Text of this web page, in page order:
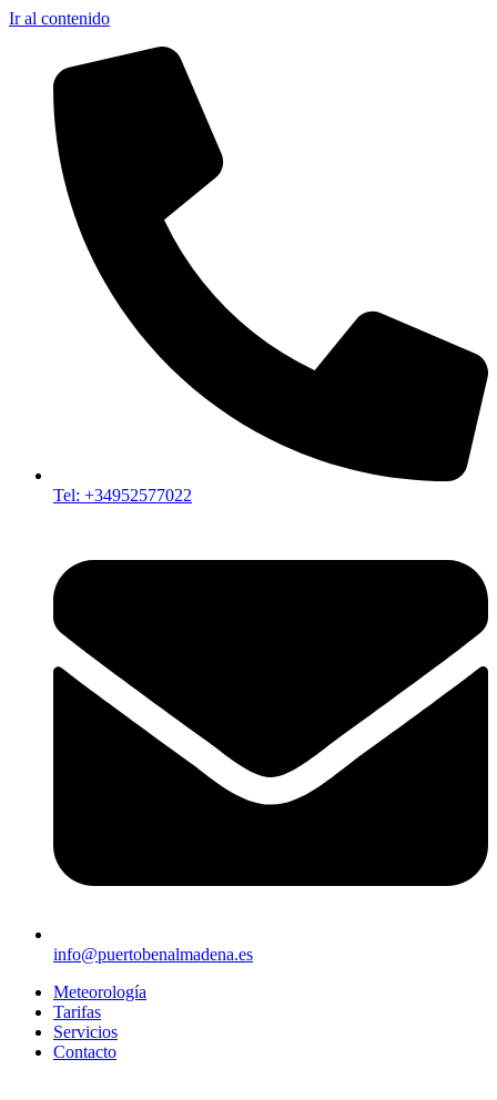
Ir al contenido
Tel: +34952577022
info@puertobenalmadena.es
Meteorología
Tarifas
Servicios
Contacto